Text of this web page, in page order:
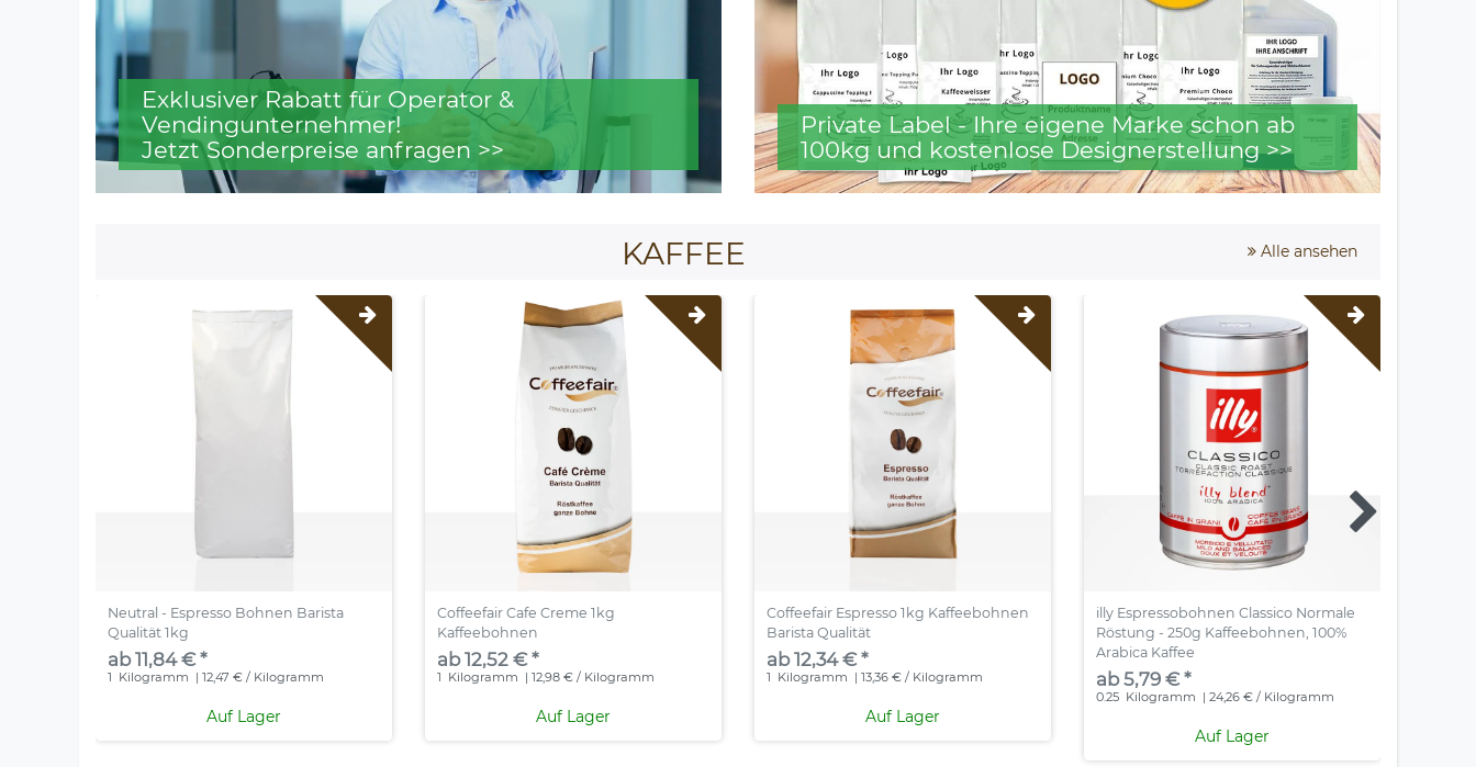
Exklusiver Rabatt für Operator &
Vendingunternehmer!
Jetzt Sonderpreise anfragen >>
Private Label - Ihre eigene Marke schon ab
100kg und kostenlose Designerstellung >>
KAFFEE Alle ansehen
Neutral - Espresso Bohnen Barista
Qualität 1kg
ab 11,84 € *
1 Kilogramm | 12,47 € / Kilogramm
Auf Lager
Coffeefair Cafe Creme 1kg
Kaffeebohnen
ab 12,52 € *
1 Kilogramm | 12,98 € / Kilogramm
Auf Lager
Coffeefair Espresso 1kg Kaffeebohnen
Barista Qualität
ab 12,34 € *
1 Kilogramm | 13,36 € / Kilogramm
Auf Lager
illy Espressobohnen Classico Normale
Röstung - 250g Kaffeebohnen, 100%
Arabica Kaffee
ab 5,79 € *
0.25 Kilogramm | 24,26 € / Kilogramm
Auf Lager